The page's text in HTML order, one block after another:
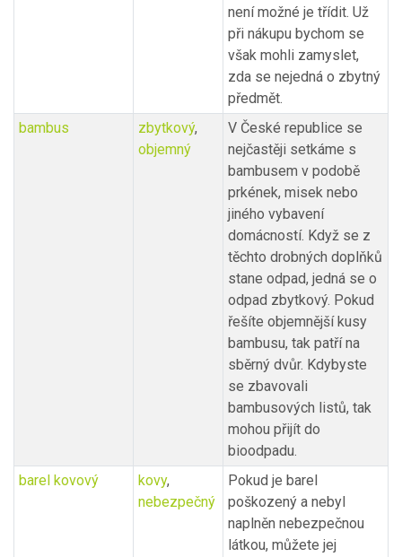
není možné je třídit. Už
při nákupu bychom se
však mohli zamyslet,
zda se nejedná o zbytný
předmět.
bambus
zbytkový,
objemný
V České republice se
nejčastěji setkáme s
bambusem v podobě
prkének, misek nebo
jiného vybavení
domácností. Když se z
těchto drobných doplňků
stane odpad, jedná se o
odpad zbytkový. Pokud
řešíte objemnější kusy
bambusu, tak patří na
sběrný dvůr. Kdybyste
se zbavovali
bambusových listů, tak
mohou přijít do
bioodpadu.
barel kovový
kovy,
nebezpečný
Pokud je barel
poškozený a nebyl
naplněn nebezpečnou
látkou, můžete jej